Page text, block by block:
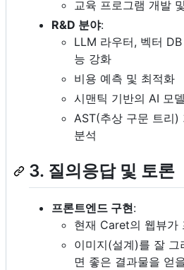
교육 프로그램 개발
R&D 분야:
LLM 라우터, 벡터
능 강화
비용 예측 및 최적화
시맨틱 기반의 AI 모
AST(추상 구문 트리)
분석
3. 질의응답 및 토론
프론트엔드 구현:
현재 Caret의 웹뷰가
이미지(설계)를 잘
면 좋은 결과물을 얻